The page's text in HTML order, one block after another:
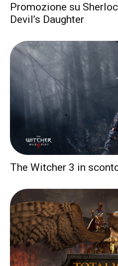
Promozione su
Devil’s Daughter
The Witcher 3 in